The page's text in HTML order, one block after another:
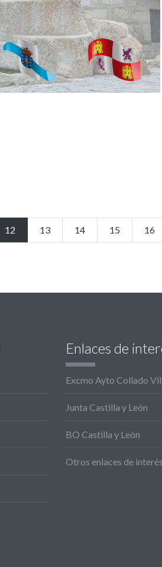
12 13 14 15 16
Enlaces de
Excmo Ayto Collado
Junta Castilla y León
BO Castilla y León
Otros enlaces de interés